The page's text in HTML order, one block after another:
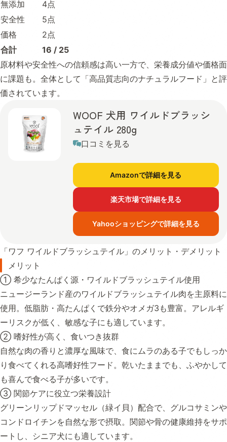
無添加
4点
安全性
5点
価格
2点
合計
16 / 25
原材料や安全性への信頼感は高い一方で、栄養成分値や価格面
に課題も。全体として「高品質志向のナチュラルフード」と評
価されています。
WOOF 犬用 ワイルドブラッシ
ュテイル 280g
口コミを見る
Amazonで詳細を見る
楽天市場で詳細を見る
Yahooショッピングで詳細を見る
「ワフ ワイルドブラッシュテイル」のメリット・デメリット
メリット
① 希少なたんぱく源・ワイルドブラッシュテイル使用
ニュージーランド産のワイルドブラッシュテイル肉を主原料に
使用。低脂肪・高たんぱくで鉄分やオメガ3も豊富。アレルギ
ーリスクが低く、敏感な子にも適しています。
② 嗜好性が高く、食いつき抜群
自然な肉の香りと濃厚な風味で、食にムラのある子でもしっか
り食べてくれる高嗜好性フード。乾いたままでも、ふやかして
も喜んで食べる子が多いです。
③ 関節ケアに役立つ栄養設計
グリーンリップドマッセル（緑イ貝）配合で、グルコサミンや
コンドロイチンを自然な形で摂取。関節や骨の健康維持をサポ
ートし、シニア犬にも適しています。